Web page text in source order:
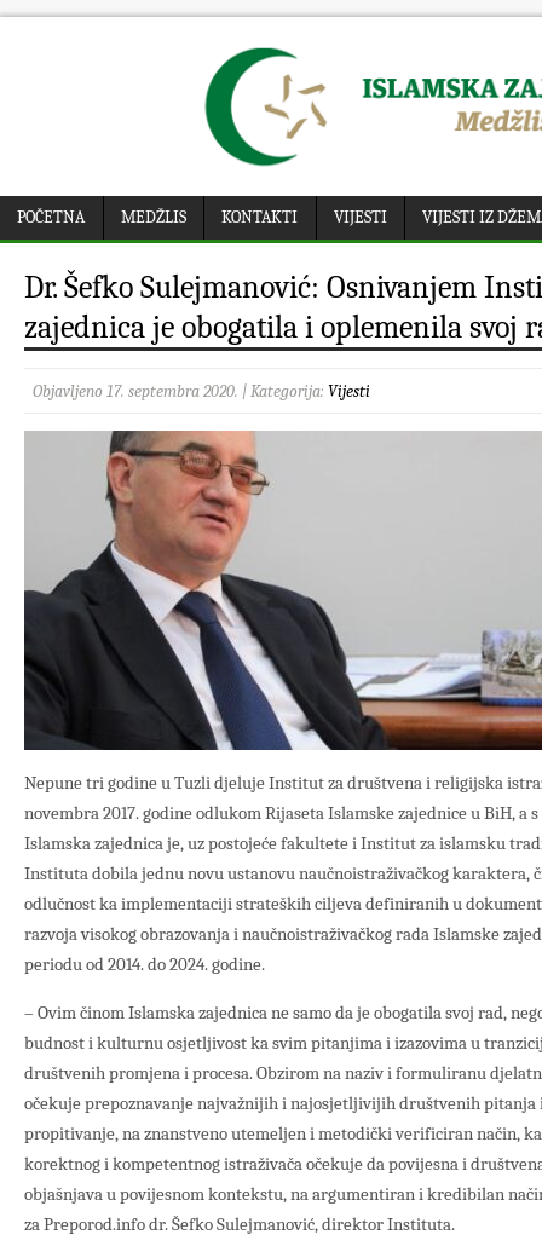
POČETNA MEDŽLIS KONTAKTI VIJESTI VIJESTI IZ
Dr. Šefko Sulejmanović: Osnivanjem
zajednica je obogatila i oplemenila svoj
Objavljeno 17. septembra 2020. | Kategorija: Vijesti
Nepune tri godine u Tuzli djeluje Institut za društvena i religijska
novembra 2017. godine odlukom Rijaseta Islamske zajednice u BiH, a
Islamska zajednica je, uz postojeće fakultete i Institut za islamsku
Instituta dobila jednu novu ustanovu naučnoistraživačkog karaktera,
odlučnost ka implementaciji strateških ciljeva definiranih u
razvoja visokog obrazovanja i naučnoistraživačkog rada Islamske
periodu od 2014. do 2024. godine.
– Ovim činom Islamska zajednica ne samo da je obogatila svoj rad,
budnost i kulturnu osjetljivost ka svim pitanjima i izazovima u
društvenih promjena i procesa. Obzirom na naziv i formuliranu
očekuje prepoznavanje najvažnijih i najosjetljivijih društvenih
propitivanje, na znanstveno utemeljen i metodički verificiran način,
korektnog i kompetentnog istraživača očekuje da povijesna i
objašnjava u povijesnom kontekstu, na argumentiran i kredibilan
za Preporod.info dr. Šefko Sulejmanović, direktor Instituta.